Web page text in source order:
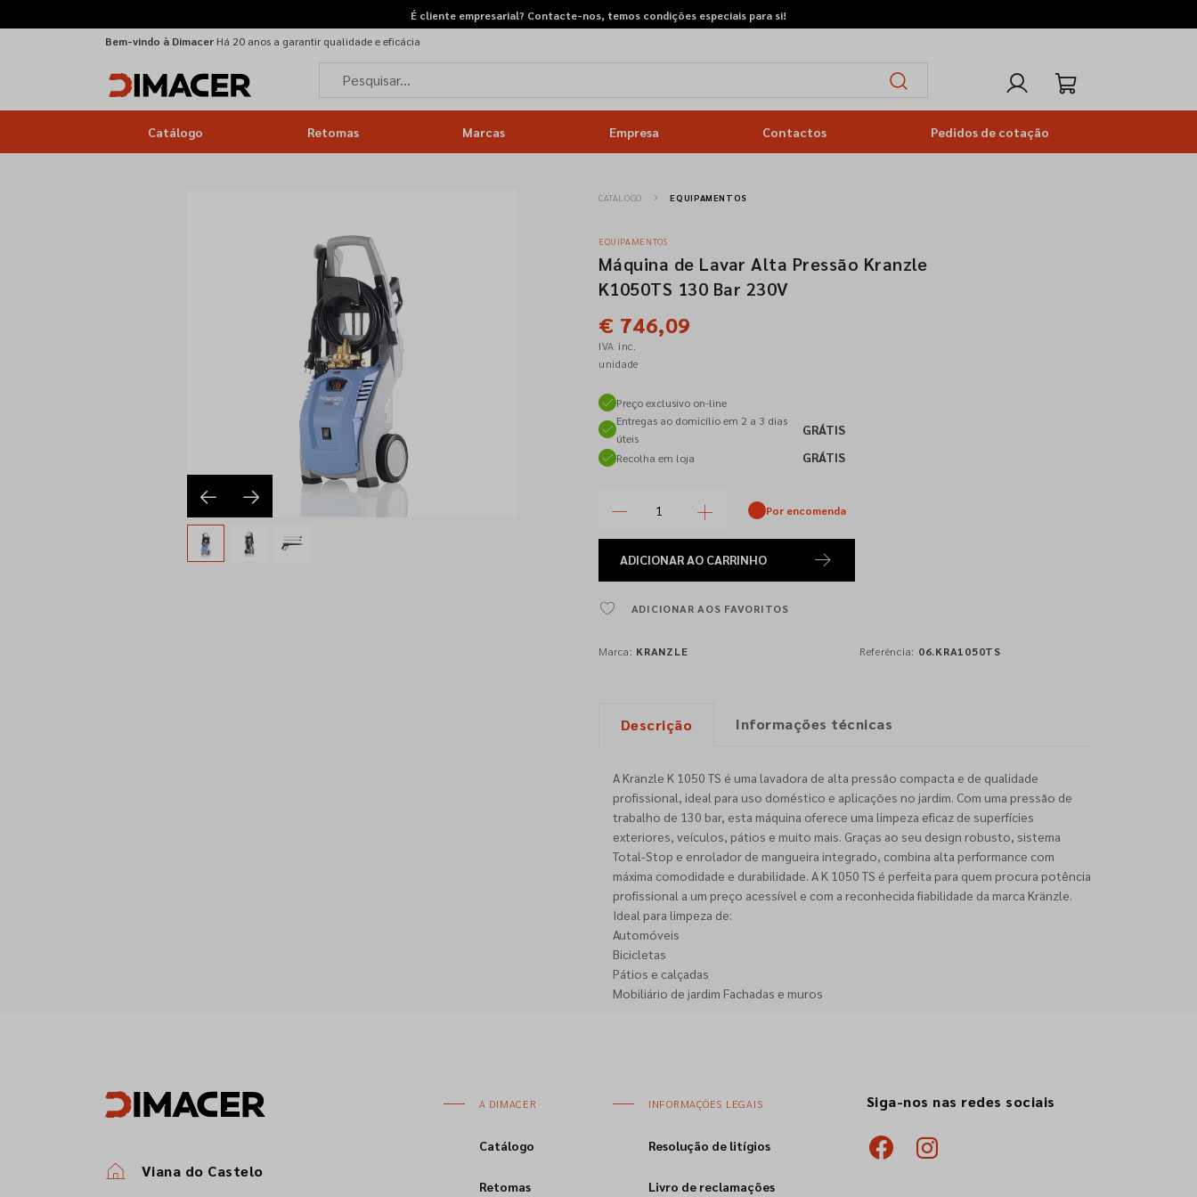
É cliente empresarial? Contacte-nos, temos condições especiais para si!
Bem-vindo à Dimacer Há 20 anos a garantir qualidade e eficácia
Catálogo Retomas Marcas Empresa Contactos Pedidos de cotação
CATÁLOGO EQUIPAMENTOS
EQUIPAMENTOS
Máquina de Lavar Alta Pressão Kranzle
K1050TS 130 Bar 230V
€ 746,09
IVA inc.
unidade
Preço exclusivo on-line
Entregas ao domicílio em 2 a 3 dias
úteis
GRÁTIS
Recolha em loja GRÁTIS
Por encomenda
ADICIONARAO CARRINHO
ADICIONAR AOS FAVORITOS
Marca: KRANZLE Referência: 06.KRA1050TS
Descrição Informações técnicas
A Kränzle K 1050 TS é uma lavadora de alta pressão compacta e de qualidade
profissional, ideal para uso doméstico e aplicações no jardim. Com uma pressão de
trabalho de 130 bar, esta máquina oferece uma limpeza eficaz de superfícies
exteriores, veículos, pátios e muito mais. Graças ao seu design robusto, sistema
Total-Stop e enrolador de mangueira integrado, combina alta performance com
máxima comodidade e durabilidade. A K 1050 TS é perfeita para quem procura potência
profissional a um preço acessível e com a reconhecida fiabilidade da marca Kränzle.
Ideal para limpeza de:
Automóveis
Bicicletas
Pátios e calçadas
Mobiliário de jardim Fachadas e muros
Viana do Castelo
A DIMACER
Catálogo
Retomas
INFORMAÇÕES LEGAIS
Resolução de litígios
Livro de reclamações
Siga-nos nas redes sociais